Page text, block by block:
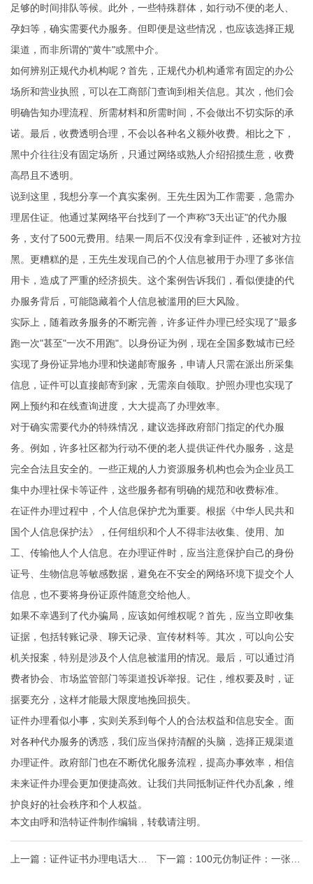
足够的时间排队等候。此外，一些特殊群体，如行动不便的老人、
孕妇等，确实需要代办服务。但即便是这些情况，也应该选择正规
渠道，而非所谓的"黄牛"或黑中介。
如何辨别正规代办机构呢？首先，正规代办机构通常有固定的办公
场所和营业执照，可以在工商部门查询到相关信息。其次，他们会
明确告知办理流程、所需材料和所需时间，不会做出不切实际的承
诺。最后，收费透明合理，不会以各种名义额外收费。相比之下，
黑中介往往没有固定场所，只通过网络或熟人介绍招揽生意，收费
高昂且不透明。
说到这里，我想分享一个真实案例。王先生因为工作需要，急需办
理居住证。他通过某网络平台找到了一个声称"3天出证"的代办服
务，支付了500元费用。结果一周后不仅没有拿到证件，还被对方拉
黑。更糟糕的是，王先生发现自己的个人信息被用于办理了多张信
用卡，造成了严重的经济损失。这个案例告诉我们，看似便捷的代
办服务背后，可能隐藏着个人信息被滥用的巨大风险。
实际上，随着政务服务的不断完善，许多证件办理已经实现了"最多
跑一次"甚至"一次不用跑"。以身份证为例，现在全国多数城市已经
实现了身份证异地办理和快递邮寄服务，申请人只需在派出所采集
信息，证件可以直接邮寄到家，无需亲自领取。护照办理也实现了
网上预约和在线查询进度，大大提高了办理效率。
对于确实需要代办的特殊情况，建议选择政府部门指定的代办服
务。例如，许多社区都为行动不便的老人提供证件代办服务，这是
完全合法且安全的。一些正规的人力资源服务机构也会为企业员工
集中办理社保卡等证件，这些服务都有明确的规范和收费标准。
在证件办理过程中，个人信息保护尤为重要。根据《中华人民共和
国个人信息保护法》，任何组织和个人不得非法收集、使用、加
工、传输他人个人信息。在办理证件时，应当注意保护自己的身份
证号、生物信息等敏感数据，避免在不安全的网络环境下提交个人
信息，也不要将身份证原件随意交给他人。
如果不幸遇到了代办骗局，应该如何维权呢？首先，应当立即收集
证据，包括转账记录、聊天记录、宣传材料等。其次，可以向公安
机关报案，特别是涉及个人信息被滥用的情况。最后，可以通过消
费者协会、市场监管部门等渠道投诉举报。记住，维权要及时，证
据要充分，这样才能最大限度地挽回损失。
证件办理看似小事，实则关系到每个人的合法权益和信息安全。面
对各种代办服务的诱惑，我们应当保持清醒的头脑，选择正规渠道
办理证件。政府部门也在不断优化服务流程，提高办事效率，相信
未来证件办理会更加便捷高效。让我们共同抵制证件代办乱象，维
护良好的社会秩序和个人权益。
本文由呼和浩特证件制作编辑，转载请注明。
上一篇： 证件证书办理电话大揭 下一篇： 100元仿制证件：一张假